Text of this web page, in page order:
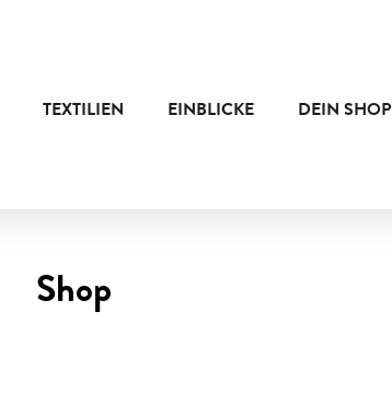
TEXTILIEN EINBLICKE DEIN SHOP
Shop